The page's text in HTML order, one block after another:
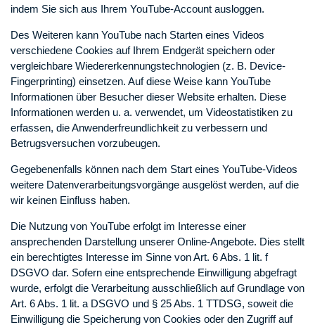
indem Sie sich aus Ihrem YouTube-Account ausloggen.
Des Weiteren kann YouTube nach Starten eines Videos
verschiedene Cookies auf Ihrem Endgerät speichern oder
vergleichbare Wiedererkennungstechnologien (z. B. Device-
Fingerprinting) einsetzen. Auf diese Weise kann YouTube
Informationen über Besucher dieser Website erhalten. Diese
Informationen werden u. a. verwendet, um Videostatistiken zu
erfassen, die Anwenderfreundlichkeit zu verbessern und
Betrugsversuchen vorzubeugen.
Gegebenenfalls können nach dem Start eines YouTube-Videos
weitere Datenverarbeitungsvorgänge ausgelöst werden, auf die
wir keinen Einfluss haben.
Die Nutzung von YouTube erfolgt im Interesse einer
ansprechenden Darstellung unserer Online-Angebote. Dies stellt
ein berechtigtes Interesse im Sinne von Art. 6 Abs. 1 lit. f
DSGVO dar. Sofern eine entsprechende Einwilligung abgefragt
wurde, erfolgt die Verarbeitung ausschließlich auf Grundlage von
Art. 6 Abs. 1 lit. a DSGVO und § 25 Abs. 1 TTDSG, soweit die
Einwilligung die Speicherung von Cookies oder den Zugriff auf